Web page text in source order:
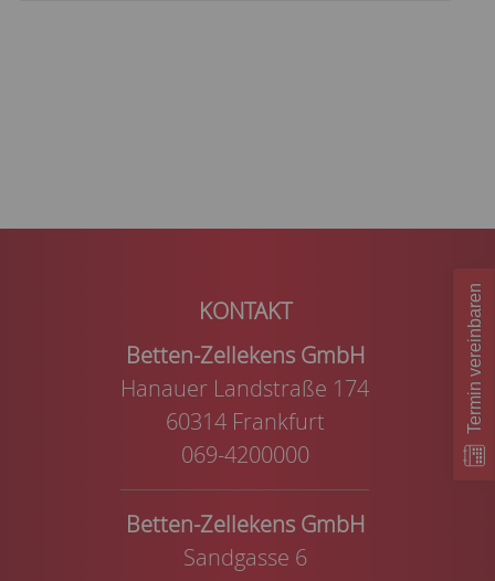
Betten-Zellekens GmbH
Hanauer Landstraße 174
60314 Frankfurt
069-4200000
Betten-Zellekens GmbH
Sandgasse 6
Termin vereinbaren